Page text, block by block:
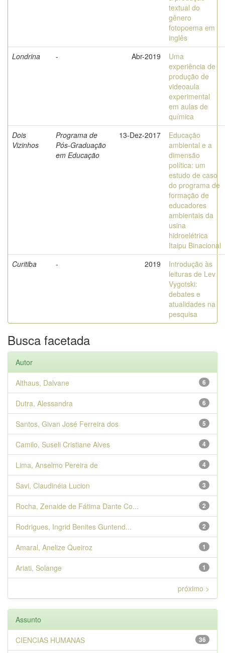
textual do
gênero
fotopoema em
inglês
Londrina
- Abr-2019
Uma
experiência de
produção de
videoaula
experimental
em aulas de
química
Dois
Vizinhos
Programa de
Pós-Graduação
em Educação
13-Dez-2017
Educação
ambiental e a
dimensão
política: um
estudo de caso
do programa de
formação de
educadores
ambientais da
usina
hidroelétrica
Itaipu Binacional
Curitiba
- 2019
Introdução às
leituras de Lev
Vygotski:
debates e
atualidades na
pesquisa
Busca facetada
Autor
6
Althaus, Dalvane
6
Dutra, Alessandra
5
Santos, Givan José Ferreira dos
4
Camilo, Suseli Cristiane Alves
4
Lima, Anselmo Pereira de
3
Savi, Claudinéia Lucion
2
Rocha, Zenaide de Fátima Dante Co...
2
Rodrigues, Ingrid Benites Guntend...
1
Amaral, Anelize Queiroz
1
Ariati, Solange
próximo >
Assunto
36
CIENCIAS HUMANAS